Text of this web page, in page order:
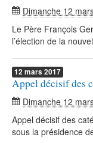
Dimanche 12
Le Père François
l’élection de la
12 mars 2017
Appel décisif des
Dimanche 12
Appel décisif des
sous la présidence